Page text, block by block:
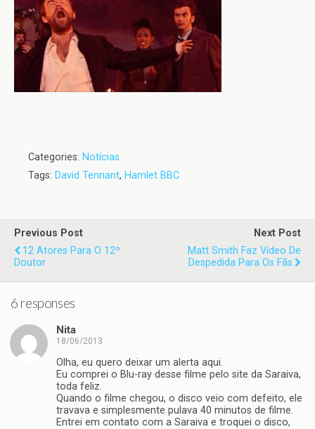
Categories: Notícias
Tags: David Tennant, Hamlet BBC
Previous Post
12 Atores Para O 12º
Doutor
Next Post
Matt Smith Faz Vídeo De
Despedida Para Os Fãs
6 responses
Nita
18/06/2013
Olha, eu quero deixar um alerta aqui.
Eu comprei o Blu-ray desse filme pelo site da Saraiva,
toda feliz.
Quando o filme chegou, o disco veio com defeito, ele
travava e simplesmente pulava 40 minutos de filme.
Entrei em contato com a Saraiva e troquei o disco,